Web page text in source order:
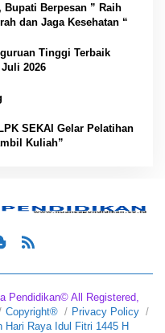
Bupati Berpesan ” Raih
dan Jaga Kesehatan “
Tinggi Terbaik
2026
SEKAI Gelar Pelatihan
Kuliah”
Pendidikan© All Registered,
Copyright®
Privacy Policy
Hari Raya Idul Fitri 1445 H